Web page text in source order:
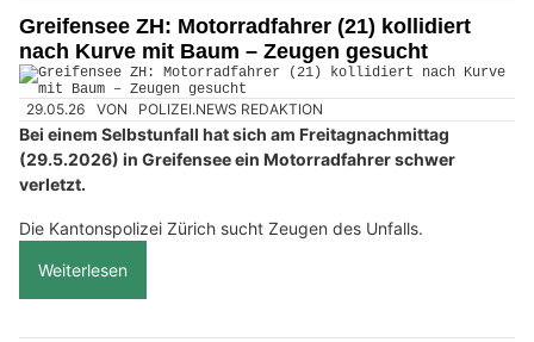
Greifensee ZH: Motorradfahrer (21) kollidiert
nach Kurve mit Baum – Zeugen gesucht
29.05.26 VON POLIZEI.NEWS REDAKTION
Bei einem Selbstunfall hat sich am Freitagnachmittag
(29.5.2026) in Greifensee ein Motorradfahrer schwer
verletzt.
Die Kantonspolizei Zürich sucht Zeugen des Unfalls.
Weiterlesen